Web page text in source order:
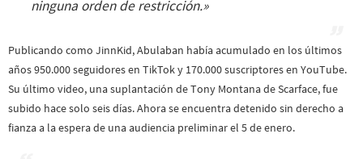
ninguna orden de restricción.»
Publicando como JinnKid, Abulaban había acumulado en los últimos
años 950.000 seguidores en TikTok y 170.000 suscriptores en YouTube.
Su último video, una suplantación de Tony Montana de Scarface, fue
subido hace solo seis días. Ahora se encuentra detenido sin derecho a
fianza a la espera de una audiencia preliminar el 5 de enero.